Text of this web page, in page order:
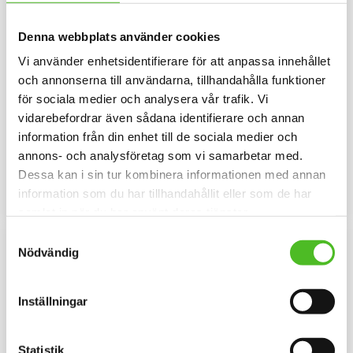
Denna webbplats använder cookies
Vi använder enhetsidentifierare för att anpassa innehållet
och annonserna till användarna, tillhandahålla funktioner
för sociala medier och analysera vår trafik. Vi
vidarebefordrar även sådana identifierare och annan
information från din enhet till de sociala medier och
annons- och analysföretag som vi samarbetar med.
Dessa kan i sin tur kombinera informationen med annan
information som du har tillhandahållit eller som de har
Nödvändig
Inställningar
Statistik
Dekaler med Posavski
Gonic
Rund dekal i 3D-variant av hög
kvalitet med ett motiv av en
Posavski Gonic. Finns i 3
storlekar 10 cm , 15 cm och 30
cm i diameter.
79
INFO
Mössa med Posavski
Gonic
Mössa i bomull/elastan med ett
siluettmotiv av en Posavski
Gonic. Mössan finns i flera
159
INFO
F
L
E
E
C
E
F
O
D